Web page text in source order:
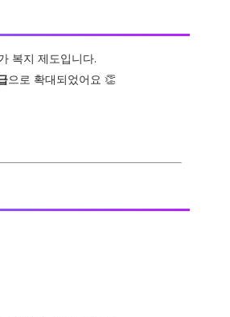
복지 제도입니다.
으로 확대되었어요 👏